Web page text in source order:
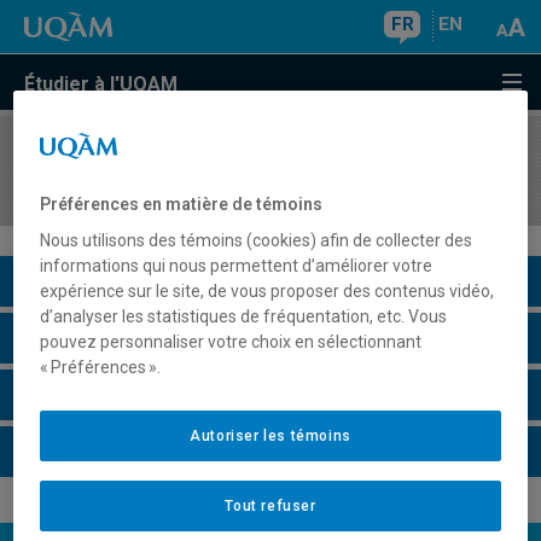
FR EN
Étudier à l'UQAM
COURS//
Description du cours
Horaire - Été 2026
Préférences en matière de témoins
Nous utilisons des témoins (cookies) afin de collecter des
informations qui nous permettent d’améliorer votre
expérience sur le site, de vous proposer des contenus vidéo,
d’analyser les statistiques de fréquentation, etc. Vous
pouvez personnaliser votre choix en sélectionnant
« Préférences ».
Tout refuser
Autoriser les témoins